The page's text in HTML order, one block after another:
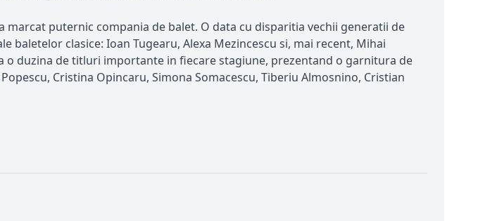
puternic compania de balet. O data cu disparitia vechii generatii de
clasice: Ioan Tugearu, Alexa Mezincescu si, mai recent, Mihai
o duzina de titluri importante in fiecare stagiune, prezentand o garnitura de
Cristina Opincaru, Simona Somacescu, Tiberiu Almosnino, Cristian